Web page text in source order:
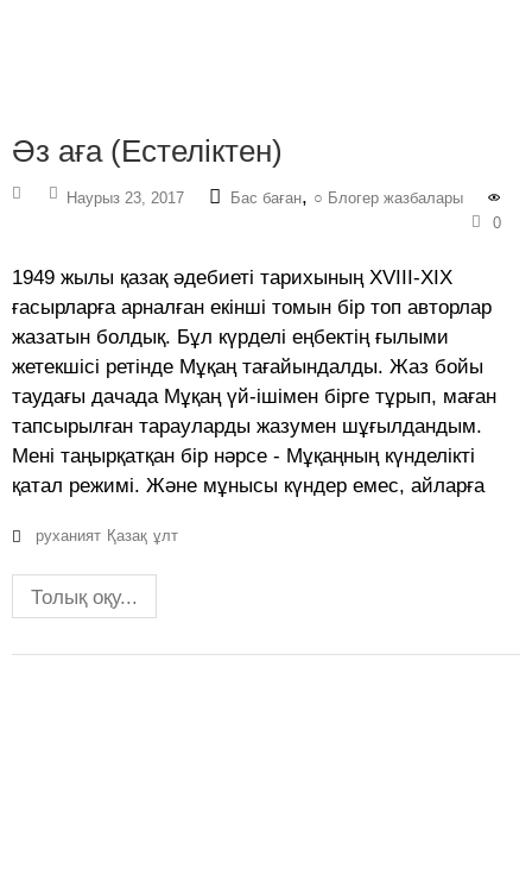
Әз аға (Естеліктен)
Наурыз 23, 2017 Бас баған, ○ Блогер жазбалары
0
1949 жылы қазақ әдебиеті тарихының XVIII-XIX
ғасырларға арналған екінші томын бір топ авторлар
жазатын болдық. Бұл күрделі еңбектің ғылыми
жетекшісі ретінде Мұқаң тағайындалды. Жаз бойы
таудағы дачада Мұқаң үй-ішімен бірге тұрып, маған
тапсырылған тарауларды жазумен шұғылдандым.
Мені таңырқатқан бір нәрсе - Мұқаңның күнделікті
қатал режимі. Және мұнысы күндер емес, айларға
руханият Қазақ ұлт
Толық оқу...